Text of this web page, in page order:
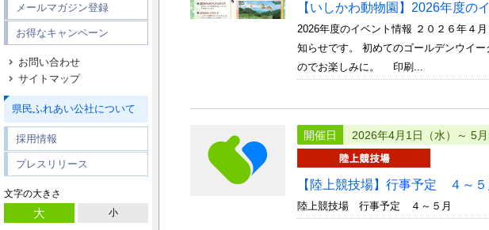
メールマガジン登録
お得なキャンペーン
お問い合わせ
サイトマップ
県民ふれあい公社について
採用情報
プレスリリース
文字の大きさ
大 小
【いしかわ動物園】2026年度の
2026年度のイベント情報 ２０２６年４
知らせです。 初めてのゴールデンウイ
のでお楽しみに。 印刷...
開催日 2026年4月1日（水）～ 5月
【陸上競技場】行事予定 ４～５
陸上競技場 行事予定 ４～５月